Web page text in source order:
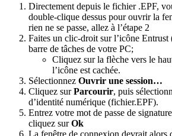
Directement depuis le fichier .EPF,
double-clique dessus pour ouvrir la
rien ne se passe, allez à l’étape 2
Faites un clic-droit sur l’icône Entrust
barre de tâches de votre PC;
Cliquez sur la flèche vers le
l’icône est cachée.
Sélectionnez Ouvrir une session…
Cliquez surParcourir, puis
d’identité numérique (fichier.EPF).
Entrez votre mot de passe de
cliquez surOk
La fenêtre de connexion devrait alors